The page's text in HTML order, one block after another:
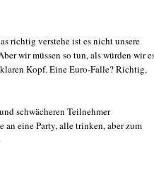
richtig verstehe ist es nicht unsere
wir müssen so tun, als würden wir
Kopf. Eine Euro-Falle? Richtig,
schwächeren Teilnehmer
an eine Party, alle trinken, aber zum